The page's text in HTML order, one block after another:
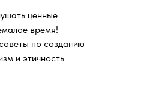
ценные
время!
по созданию
и этичность